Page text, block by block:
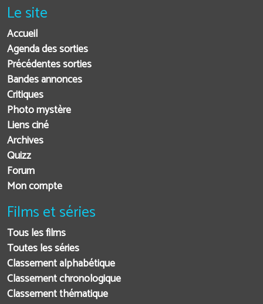
Le site
Accueil
Agenda des sorties
Précédentes sorties
Bandes annonces
Critiques
Photo mystère
Liens ciné
Archives
Quizz
Forum
Mon compte
Films et séries
Tous les films
Toutes les séries
Classement alphabétique
Classement chronologique
Classement thématique